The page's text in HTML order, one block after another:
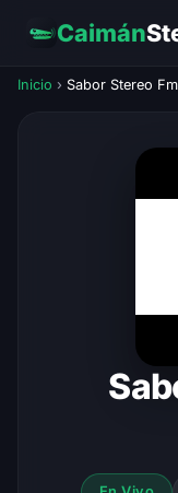
Caimán
Inicio › Sabor Stereo Fm